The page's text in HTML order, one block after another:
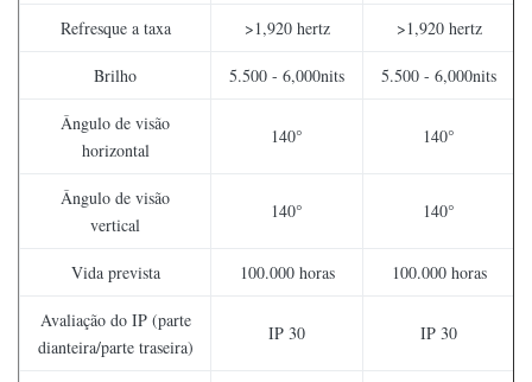
Refresque a taxa >1,920 hertz >1,920 hertz
Brilho 5.500 - 6,000nits 5.500 - 6,000nits
Ângulo de visão
horizontal
140° 140°
Ângulo de visão
vertical
140° 140°
Vida prevista 100.000 horas 100.000 horas
Avaliação do IP (parte
dianteira/parte traseira)
IP 30 IP 30